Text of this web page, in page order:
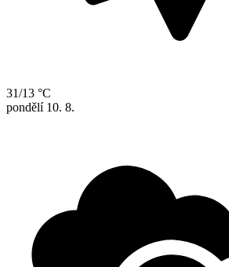
31/13 °C
pondělí 10. 8.